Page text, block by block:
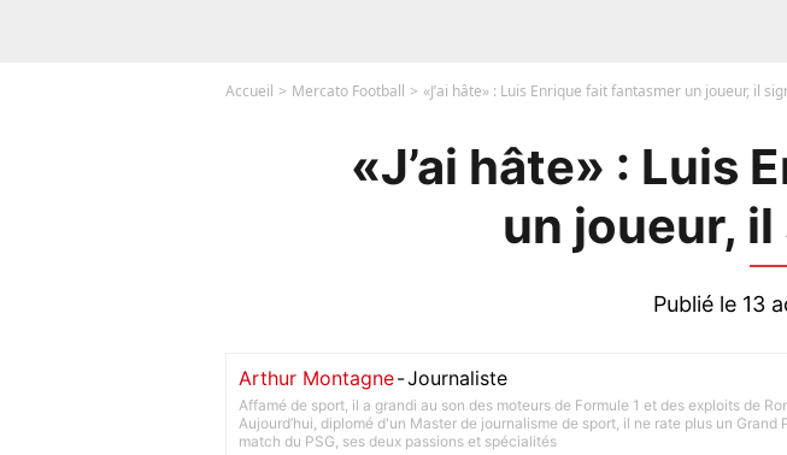
Accueil Mercato Football «J’ai hâte» : Luis Enrique fait fantasmer un joueur, il
«J’ai hâte» : Luis
un joueur, il
Publié le 13
Arthur Montagne-Journaliste
Affamé de sport, il a grandi au son des moteurs de Formule 1 et des exploits de
Aujourd’hui, diplomé d'un Master de journalisme de sport, il ne rate plus un Grand
match du PSG, ses deux passions et spécialités